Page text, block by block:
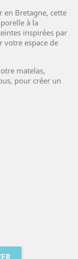
en Bretagne, cette
à la
inspirées par
votre espace de
matelas,
pour créer un